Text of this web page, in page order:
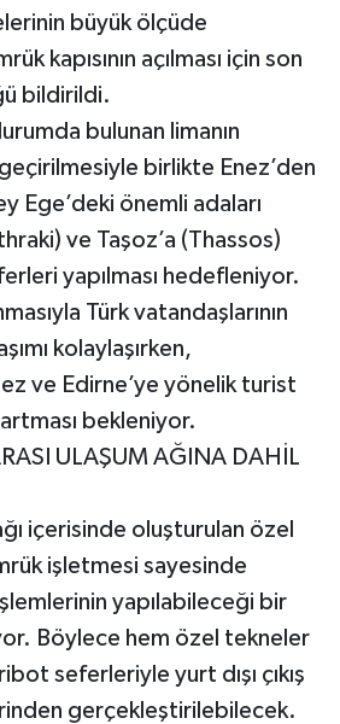
büyük ölçüde
kapısının açılması için son
bildirildi.
bulunan limanın
birlikte Enez’den
Ege’deki önemli adaları
ve Taşoz’a (Thassos)
yapılması hedefleniyor.
Türk vatandaşlarının
kolaylaşırken,
ve Edirne’ye yönelik turist
bekleniyor.
ULAŞUM AĞINA DAHİL
içerisinde oluşturulan özel
işletmesi sayesinde
yapılabileceği bir
Böylece hem özel tekneler
seferleriyle yurt dışı çıkış
gerçekleştirilebilecek.